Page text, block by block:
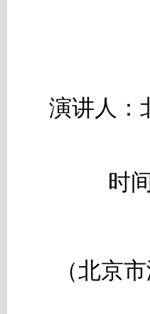
演讲人：
时
（北京